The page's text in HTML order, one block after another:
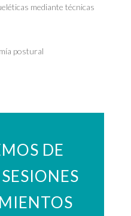
mediante técnicas
postural
DE